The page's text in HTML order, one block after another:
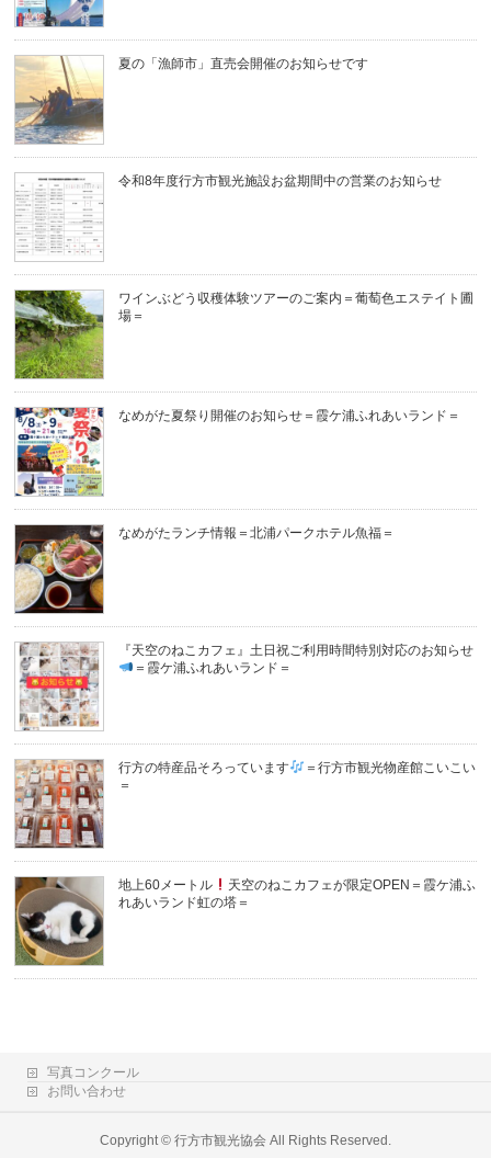
夏の「漁師市」直売会開催のお知らせです
令和8年度行方市観光施設お盆期間中の営業のお知らせ
ワインぶどう収穫体験ツアーのご案内＝葡萄色エステイト圃
場＝
なめがた夏祭り開催のお知らせ＝霞ケ浦ふれあいランド＝
なめがたランチ情報＝北浦パークホテル魚福＝
『天空のねこカフェ』土日祝ご利用時間特別対応のお知らせ
＝霞ケ浦ふれあいランド＝
行方の特産品そろっています
＝行方市観光物産館こいこい
＝
地上60メートル
天空のねこカフェが限定OPEN＝霞ケ浦ふ
れあいランド虹の塔＝
写真コンクール
お問い合わせ
Copyright © 行方市観光協会All Rights Reserved.